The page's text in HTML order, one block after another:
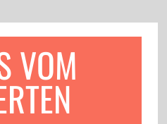
VOM